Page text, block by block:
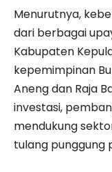
Menurutnya,
dari berbagai
Kabupaten
kepemimpinan
Aneng dan Raja
investasi,
mendukung
tulang punggung